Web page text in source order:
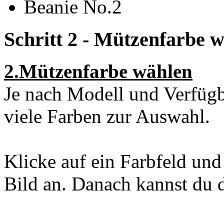
Beanie No.2
Schritt 2 - Mützenfarbe
2.Mützenfarbe wählen
Je nach Modell und
viele Farben zur Auswahl.
Klicke auf ein Farbfeld
Bild an. Danach kannst du